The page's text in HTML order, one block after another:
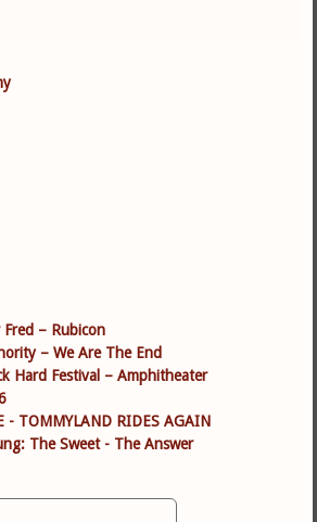
– Rubicon
– We Are The End
Hard Festival – Amphitheater
- TOMMYLAND RIDES AGAIN
The Sweet - The Answer